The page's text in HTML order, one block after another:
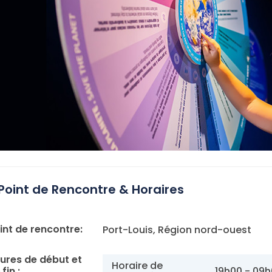
de Rencontre & Horaires
de rencontre: Port-Louis, Région nord-ouest
de début et
Horaire de